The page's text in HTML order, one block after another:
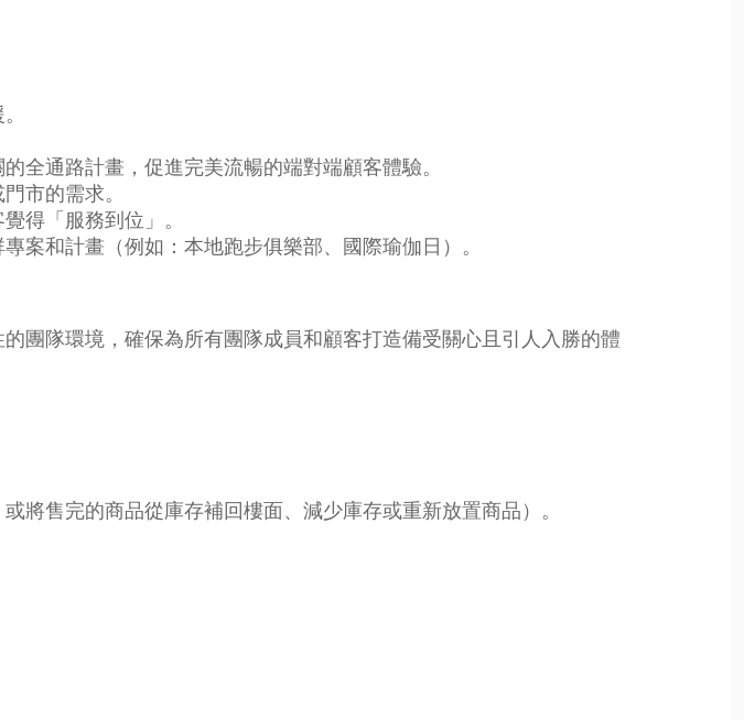
全通路計畫，促進完美流暢的端對端顧客體驗。
市的需求。
得「服務到位」。
案和計畫（例如：本地跑步俱樂部、國際瑜伽日）。
團隊環境，確保為所有團隊成員和顧客打造備受關心且引人入勝的體
將售完的商品從庫存補回樓面、減少庫存或重新放置商品）。